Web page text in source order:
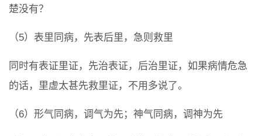
楚没有？
（5）表里同病，先表后里，急则救里
同时有表证里证，先治表证，后治里证，如果病情危急
的话，里虚太甚先救里证，不用多说了。
（6）形气同病，调气为先；神气同病，调神为先